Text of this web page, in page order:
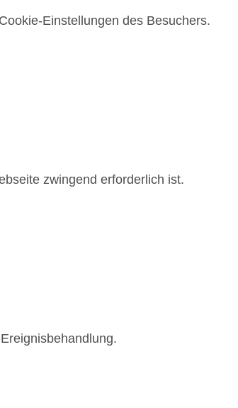
Einstellungen des Besuchers.
zwingend erforderlich ist.